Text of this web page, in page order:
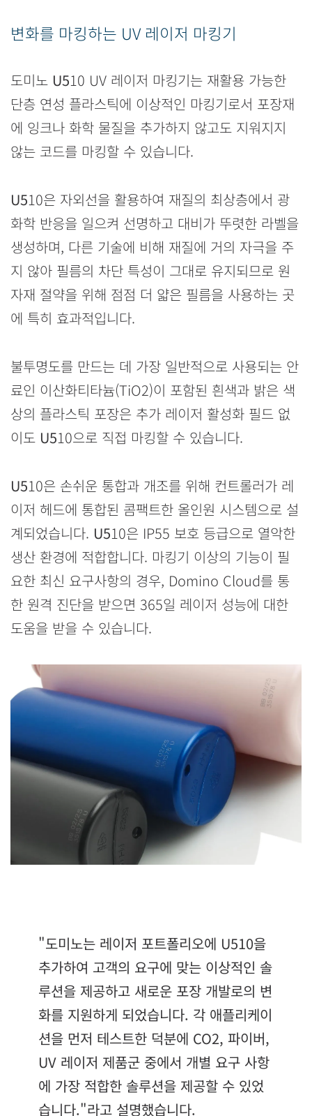
변화를 마킹하는 UV 레이저 마킹기
도미노 U510 UV 레이저 마킹기는 재활용 가능한
단층 연성 플라스틱에 이상적인 마킹기로서 포장재
에 잉크나 화학 물질을 추가하지 않고도 지워지지
않는 코드를 마킹할 수 있습니다.
U510은 자외선을 활용하여 재질의 최상층에서 광
화학 반응을 일으켜 선명하고 대비가 뚜렷한 라벨을
생성하며, 다른 기술에 비해 재질에 거의 자극을 주
지 않아 필름의 차단 특성이 그대로 유지되므로 원
자재 절약을 위해 점점 더 얇은 필름을 사용하는 곳
에 특히 효과적입니다.
불투명도를 만드는 데 가장 일반적으로 사용되는 안
료인 이산화티타늄(TiO2)이 포함된 흰색과 밝은 색
상의 플라스틱 포장은 추가 레이저 활성화 필드 없
이도 U510으로 직접 마킹할 수 있습니다.
U510은 손쉬운 통합과 개조를 위해 컨트롤러가 레
이저 헤드에 통합된 콤팩트한 올인원 시스템으로 설
계되었습니다. U510은 IP55 보호 등급으로 열악한
생산 환경에 적합합니다. 마킹기 이상의 기능이 필
요한 최신 요구사항의 경우, Domino Cloud를 통
한 원격 진단을 받으면 365일 레이저 성능에 대한
도움을 받을 수 있습니다.
"도미노는 레이저 포트폴리오에 U510을
추가하여 고객의 요구에 맞는 이상적인 솔
루션을 제공하고 새로운 포장 개발로의 변
화를 지원하게 되었습니다. 각 애플리케이
션을 먼저 테스트한 덕분에 CO2, 파이버,
UV 레이저 제품군 중에서 개별 요구 사항
에 가장 적합한 솔루션을 제공할 수 있었
습니다."라고 설명했습니다.